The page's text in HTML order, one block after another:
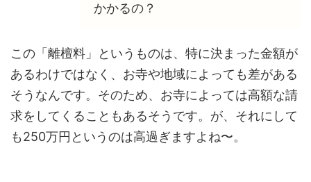
かかるの？
この「離檀料」というものは、特に決まった金額が
あるわけではなく、 お寺や地域によっても差がある
そうなんです。そのため、お寺によっては高額な請
求をしてくることもあるそうです。が、それにして
も250万円というのは高過ぎますよね〜。